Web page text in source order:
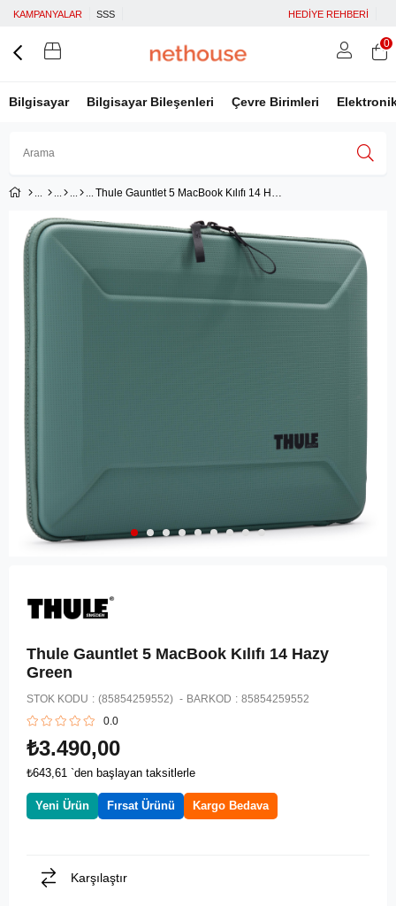
KAMPANYALAR SSS HEDİYE REHBERİ
Bilgisayar Bilgisayar Bileşenleri Çevre Birimleri
Google İle Bağlan
0
Thule Gauntlet 5 MacBook Kılıfı 14 Hazy Green
Thule Gauntlet 5 MacBook Kılıfı 14 Hazy
Green
STOK KODU (85854259552) BARKOD : 85854259552
0.0
₺3.490,00
₺643,61 `den başlayan taksitlerle
Yeni Ürün Fırsat Ürünü Kargo Bedava
Karşılaştır